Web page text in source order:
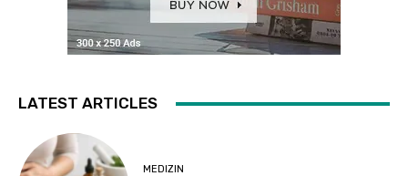
LATEST ARTICLES
MEDIZIN